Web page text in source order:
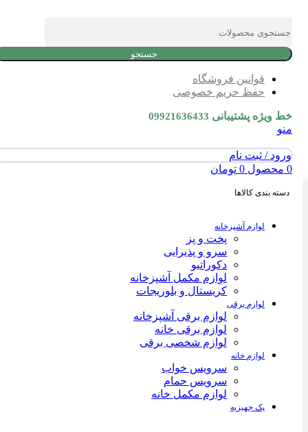
جستجو
قوانین فروشگاه
حفظ حریم خصوصی
خط ویژه پشتیبانی 09921636433
منو
ورود / ثبت نام
0 محصول 0 تومان
دسته بندی کالاها
لوازم آشپزخانه
پخت و پز
سرو و پذیرایی
دکوراتیو
لوازم مکمل آشپزخانه
کریستال و بلوریجات
لوازم برقی
لوازم برقی آشپزخانه
لوازم برقی خانه
لوازم شخصی برقی
لوازم خانه
سرویس خواب
سرویس حمام
لوازم مکمل خانه
پک جهیزیه